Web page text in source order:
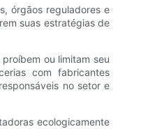
órgãos reguladores e
suas estratégias de
ou limitam seu
com fabricantes
​​no setor e
ecologicamente